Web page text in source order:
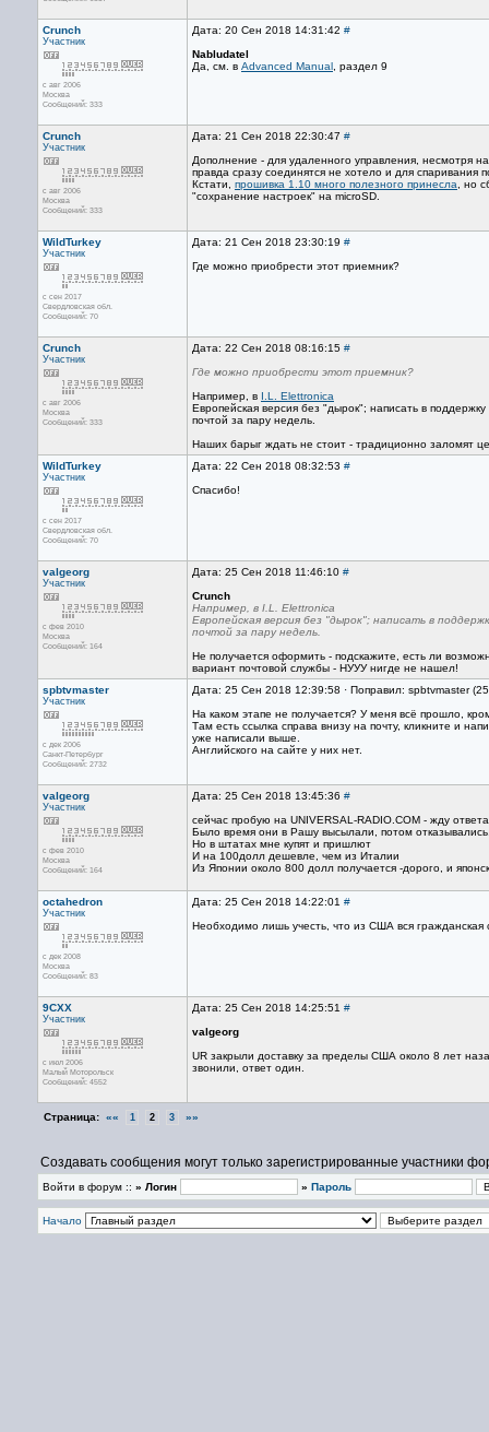
Crunch
Участник
с авг 2006
Москва
Сообщений: 333
Дата: 20 Сен 2018 14:31:42 #
Nabludatel
Да, см. в Advanced Manual , раздел 9
Crunch
Участник
с авг 2006
Москва
Сообщений: 333
Дата: 21 Сен 2018 22:30:47 #
Дополнение - для удаленного управления, несмотря
правда сразу соединятся не хотело и для
Кстати, прошивка 1.10 много полезного принесла , но
"сохранение настроек" на microSD.
WildTurkey
Участник
с сен 2017
Свердловская обл.
Сообщений: 70
Дата: 21 Сен 2018 23:30:19 #
Где можно приобрести этот приемник?
Crunch
Участник
с авг 2006
Москва
Сообщений: 333
Дата: 22 Сен 2018 08:16:15 #
Где можно приобрести этот приемник?
Например, в I.L. Elettronica
Европейская версия без "дырок"; написать в
почтой за пару недель.
Наших барыг ждать не стоит - традиционно заломят
WildTurkey
Участник
с сен 2017
Свердловская обл.
Сообщений: 70
Дата: 22 Сен 2018 08:32:53 #
Спасибо!
valgeorg
Участник
с фев 2010
Москва
Сообщений: 164
Дата: 25 Сен 2018 11:46:10 #
Crunch
Например, в I.L. Elettronica
Европейская версия без "дырок"; написать в
почтой за пару недель.
Не получается оформить - подскажите, есть ли
вариант почтовой службы - НУУУ нигде не нашел!
spbtvmaster
Участник
с дек 2006
Санкт-Петербург
Сообщений: 2732
Дата: 25 Сен 2018 12:39:58 · Поправил: spbtvmaster
На каком этапе не получается? У меня всё прошло,
Там есть ссылка справа внизу на почту, кликните и
уже написали выше.
Английского на сайте у них нет.
valgeorg
Участник
с фев 2010
Москва
Сообщений: 164
Дата: 25 Сен 2018 13:45:36 #
сейчас пробую на UNIVERSAL-RADIO.COM - жду ответа
Было время они в Рашу высылали, потом
Но в штатах мне купят и пришлют
И на 100долл дешевле, чем из Италии
Из Японии около 800 долл получается -дорого, и
octahedron
Участник
с дек 2008
Москва
Сообщений: 83
Дата: 25 Сен 2018 14:22:01 #
Необходимо лишь учесть, что из США вся гражданская
9CXX
Участник
с июл 2006
Малый Моторольск
Сообщений: 4552
Дата: 25 Сен 2018 14:25:51 #
valgeorg
UR закрыли доставку за пределы США около 8 лет
звонили, ответ один.
Страница: «« 1 2 3 »»
Создавать сообщения могут только зарегистрированные участники
Войти в форум :: » Логин » Пароль
Начало